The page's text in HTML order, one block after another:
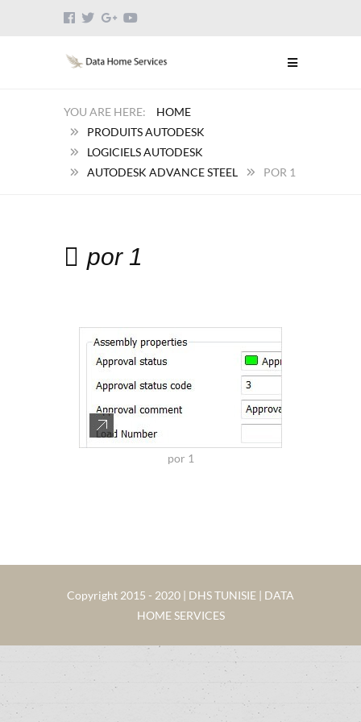
HOME
PRODUITS AUTODESK
LOGICIELS AUTODESK
AUTODESK ADVANCE STEEL
POR 1
por 1
por 1
Copyright 2015 - 2020 | DHS TUNISIE | DATA
HOME SERVICES